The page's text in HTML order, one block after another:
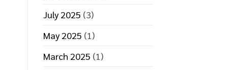
July 2025 (3)
May 2025 (1)
March 2025 (1)